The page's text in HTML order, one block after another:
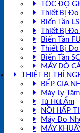
TỐC ĐỘ
Thiết Bị Đo
Biến Tần LS
Thiết Bị
Biến Tần
Thiết Bị
Biến Tần
MÁY DÒ
THIẾT BỊ THÍ
BẾP GIA
Máy Ly Tâm
Tủ Hút Ẩm
NỒI HẤP
Máy Đo
MÁY